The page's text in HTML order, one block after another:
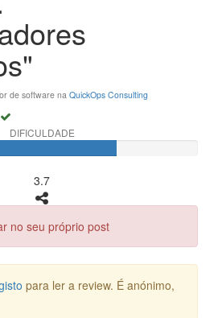
de software na QuickOps Consulting
DIFICULDADE
3.7
no seu próprio post
para ler a review. É anónimo,